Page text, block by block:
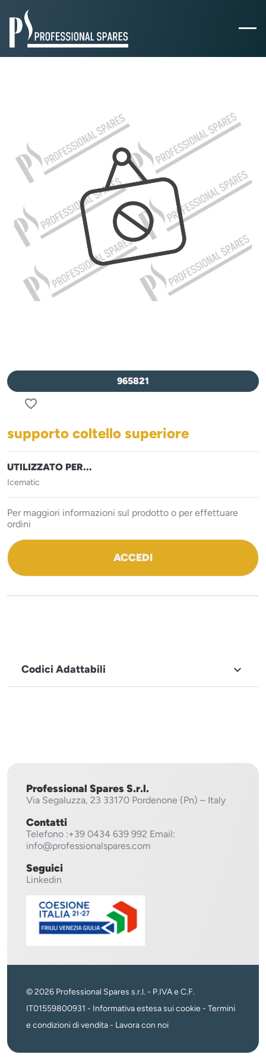
965821
favorite_border
supporto coltello superiore
UTILIZZATO PER...
Icematic
Per maggiori informazioni sul prodotto o per effettuare
ordini
ACCEDI
Codici Adattabili 
Professional Spares S.r.l.
Via Segaluzza, 23 33170 Pordenone (Pn) – Italy
Contatti
Telefono :+39 0434 639 992 Email:
info@professionalspares.com
Seguici
Linkedin
© 2026 Professional Spares s.r.l. - P.IVA e C.F.
IT01559800931 - Informativa estesa sui cookie - Termini
e condizioni di vendita- Lavora con noi